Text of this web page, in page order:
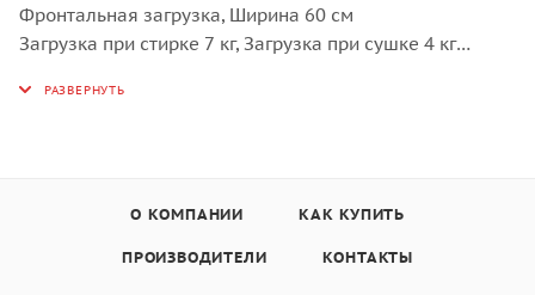
Фронтальная загрузка, Ширина 60 см
Загрузка при стирке 7 кг, Загрузка при сушке 4 кг
Дисплей: Индикация оставшегося времени, Отсрочка
возможность выбора и подтверждения опций,
О КОМПАНИИ КАК КУПИТЬ
ПРОИЗВОДИТЕЛИ КОНТАКТЫ